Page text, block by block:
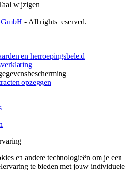
wijzigen
GmbH - All rights reserved.
en herroepingsbeleid
opzeggen
en andere technologieën om je een
te bieden met jouw individuele